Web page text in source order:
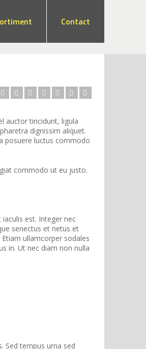
Contact
auctor tincidunt, ligula
dignissim aliquet.
posuere luctus commodo
commodo ut eu justo.
est. Integer nec
senectus et netus et
ullamcorper sodales
in. Ut nec diam non nulla
Sed tempus urna sed